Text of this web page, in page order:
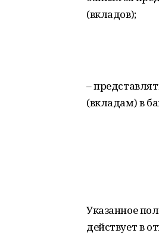
(вкладов);
–
(вкладам) в
Указанное
действует в